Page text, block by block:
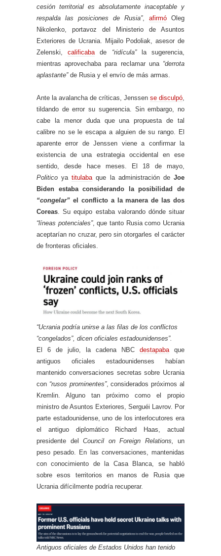
cesión territorial es absolutamente inaceptable y
respalda las posiciones de Rusia”, afirmó Oleg
Nikolenko, portavoz del Ministerio de Asuntos
Exteriores de Ucrania. Mijailo Podoliak, asesor de
Zelenski,calificabade “ridícula”la sugerencia,
mientras aprovechaba para reclamar una “derrota
aplastante”de Rusia y el envío de más armas.
Ante la avalancha de críticas, Jenssen se disculpó,
tildando de error su sugerencia. Sin embargo, no
cabe la menor duda que una propuesta de tal
calibre no se le escapa a alguien de su rango. El
aparente error de Jenssen viene a confirmar la
existencia de una estrategia occidental en ese
sentido, desde hace meses. El 18 de mayo,
Politico yatitulabaque la administración deJoe
Biden estaba considerando la posibilidad de
“congelar” el conflicto a la manera de las dos
Coreas. Su equipo estaba valorando dónde situar
“líneas potenciales”, que tanto Rusia como Ucrania
aceptarían no cruzar, pero sin otorgarles el carácter
de fronteras oficiales.
“Ucrania podría unirse a las filas de los conflictos
“congelados”, dicen oficiales estadounidenses”.
El 6 de julio, la cadena NBC destapaba que
antiguos oficiales estadounidenses habían
mantenido conversaciones secretas sobre Ucrania
con “rusos prominentes”, considerados próximos al
Kremlin. Alguno tan próximo como el propio
ministro de Asuntos Exteriores, Serguéi Lavrov. Por
parte estadounidense, uno de los interlocutores era
el antiguo diplomático Richard Haas, actual
presidente del Council on Foreign Relations, un
peso pesado. En las conversaciones, mantenidas
con conocimiento de la Casa Blanca, se habló
sobre esos territorios en manos de Rusia que
Ucrania difícilmente podría recuperar.
Antiguos oficiales de Estados Unidos han tenido